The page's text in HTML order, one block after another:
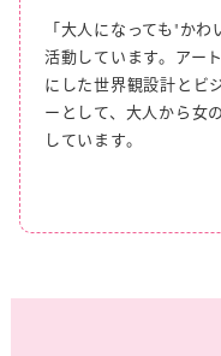
「大人になっても"か
活動しています。 アー
にした世界観設計とビ
ーとして、大人から女
しています。